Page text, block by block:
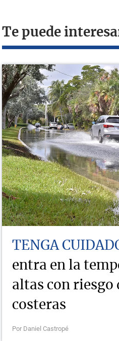
Te puede
TENGA
entra en la
altas con riesgo
costeras
Por Daniel Castropé